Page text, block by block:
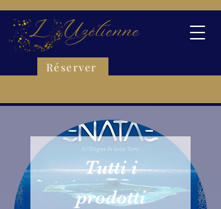
Réserver
Tutti i
prodotti